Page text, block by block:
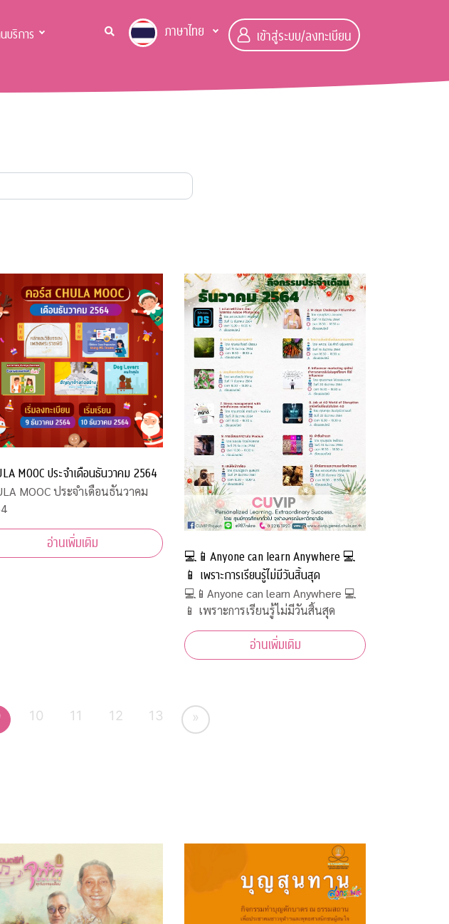
บริการ ภาษาไทย เข้าสู่ระบบ/ลงทะเบียน
MOOC ประจำเดือนธันวาคม 2564
MOOC ประจำเดือนธันวาคม
อ่านเพิ่มเติม
💻📱Anyone can learn Anywhere 💻
📱 เพราะการเรียนรู้ไม่มีวันสิ้นสุด
💻📱Anyone can learn Anywhere 💻
📱 เพราะการเรียนรู้ไม่มีวันสิ้นสุด
อ่านเพิ่มเติม
10 11 12 13 »